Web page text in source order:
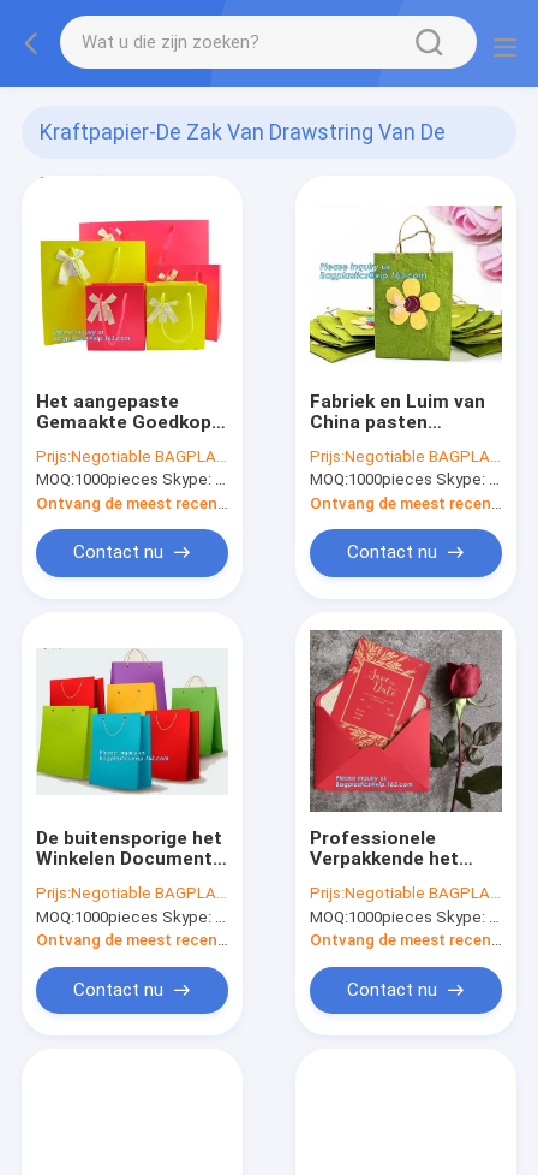
Kraftpapier-De Zak Van Drawstring Van De
Zakgift
(910)
Het aangepaste
Gemaakte Goedkope
Document behandelt
Witte Kraftpapier-
Document Zakken,
Wijndocument Zak
met Pak van Handvat
het In het groot
Prijs:Negotiable BAGPLASTICS@YAHOO.COM
MOQ:1000pieces Skype: mydearneil
Contact nu
Fabriek en Luim van
China pasten
Luxedocument het
Winkelen Zak met
Logo Custom, Lage
prijsdouane gekleurd
huwelijk g aan
Prijs:Negotiable BAGPLASTICS@YAHOO.COM
MOQ:1000pieces Skype: mydearneil
Contact nu
De buitensporige het
Winkelen Document
document van de
Giftzak zak met
Handvatten van
kleedt document
boodschappentas
Prijs:Negotiable BAGPLASTICS@YAHOO.COM
MOQ:1000pieces Skype: mydearneil
Contact nu
Professionele
Verpakkende het
Kraftpapier van de
Douanegroet Envelop
met Hoogte -
Kraftpapier-
Document
Bagease
Prijs:Negotiable BAGPLASTICS@YAHOO.COM
MOQ:1000pieces Skype: mydearneil
Contact nu